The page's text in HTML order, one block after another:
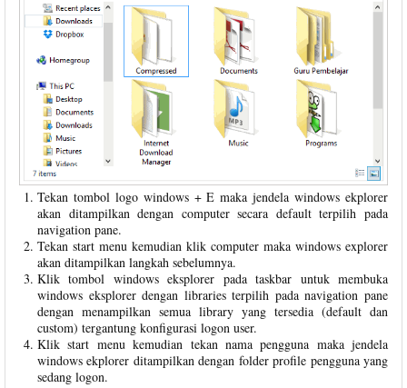
Tekan tombol logo windows + E maka jendela windows ekplorer
akan ditampilkan dengan computer secara default terpilih pada
navigation pane.
Tekan start menu kemudian klik computer maka windows explorer
akan ditampilkan langkah sebelumnya.
Klik tombol windows eksplorer pada taskbar untuk membuka
windows eksplorer dengan libraries terpilih pada navigation pane
dengan menampilkan semua library yang tersedia (default dan
custom) tergantung konfigurasi logon user.
Klik start menu kemudian tekan nama pengguna maka jendela
windows ekplorer ditampilkan dengan folder profile pengguna yang
sedang logon.